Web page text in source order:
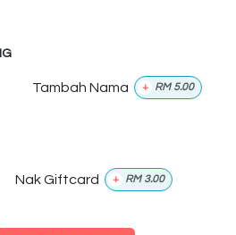
Tambah Nama + RM 5.00
Nak Giftcard + RM 3.00